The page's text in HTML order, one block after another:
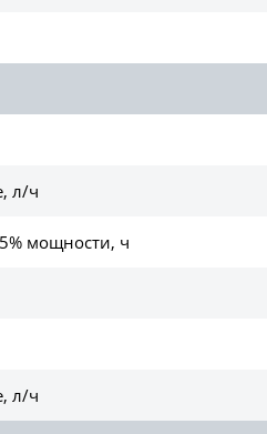
л/ч
мощности, ч
л/ч